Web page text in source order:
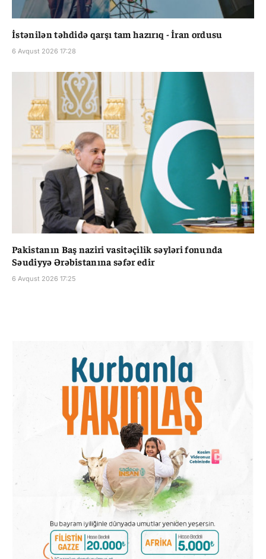
İstənilən təhdidə qarşı tam hazırıq - İran ordusu
6 Avqust 2026 17:28
Pakistanın Baş naziri vasitəçilik səyləri fonunda
Səudiyyə Ərəbistanına səfər edir
6 Avqust 2026 17:25